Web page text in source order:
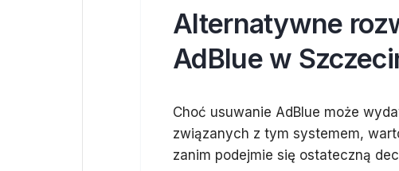
Alternatywne
AdBlue w
Choć usuwanie AdBlue może
związanych z tym systemem,
zanim podejmie się ostateczną